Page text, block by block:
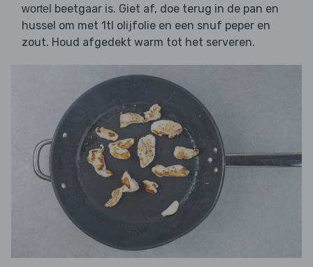
wortel beetgaar is. Giet af, doe terug in de pan en
hussel om met 1tl olijfolie en een snuf peper en
zout. Houd afgedekt warm tot het serveren.